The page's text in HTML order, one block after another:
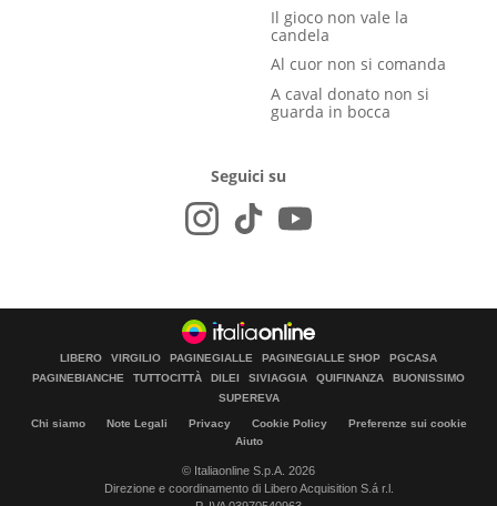
Il gioco non vale la
candela
Al cuor non si comanda
A caval donato non si
guarda in bocca
Seguici su
LIBERO VIRGILIO PAGINEGIALLE PAGINEGIALLE SHOP
PGCASA
PAGINEBIANCHE
TUTTOCITTÀ DILEI SIVIAGGIA QUIFINANZA
BUONISSIMO
SUPEREVA
Chi siamo Note Legali Privacy Cookie Policy
Preferenze sui cookie
Aiuto
© Italiaonline S.p.A. 2026
Direzione e coordinamento di Libero Acquisition S.á r.l.